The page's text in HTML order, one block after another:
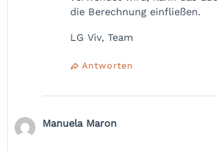
die Berechnung einfließen.
LG Viv, Team
Antworten
Manuela Maron